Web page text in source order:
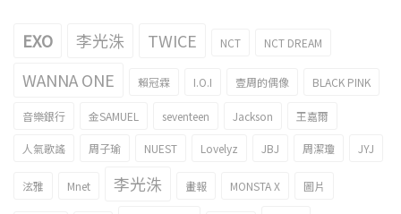
EXO 李光洙 TWICE NCT NCT DREAM
WANNA ONE 賴冠霖 I.O.I 壹周的偶像 BLACK PINK
音樂銀行 金SAMUEL seventeen Jackson 王嘉爾
人氣歌謠 周子瑜 NUEST Lovelyz JBJ 周潔瓊 JYJ
泫雅 Mnet 李光洙 畫報 MONSTA X 圖片